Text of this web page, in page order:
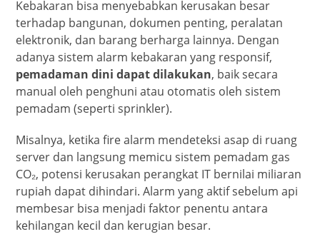
Kebakaran bisa menyebabkan kerusakan besar
terhadap bangunan, dokumen penting, peralatan
elektronik, dan barang berharga lainnya. Dengan
adanya sistem alarm kebakaran yang responsif,
pemadaman dini dapat dilakukan, baik secara
manual oleh penghuni atau otomatis oleh sistem
pemadam (seperti sprinkler).
Misalnya, ketika fire alarm mendeteksi asap di ruang
server dan langsung memicu sistem pemadam gas
CO₂, potensi kerusakan perangkat IT bernilai miliaran
rupiah dapat dihindari. Alarm yang aktif sebelum api
membesar bisa menjadi faktor penentu antara
kehilangan kecil dan kerugian besar.